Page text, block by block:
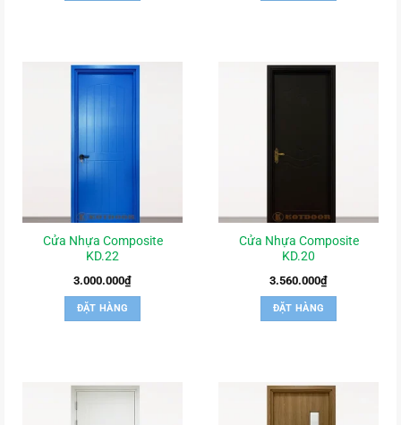
Cửa Nhựa Composite
KD.22
3.000.000₫
ĐẶT HÀNG
Cửa Nhựa Composite
KD.20
3.560.000₫
ĐẶT HÀNG